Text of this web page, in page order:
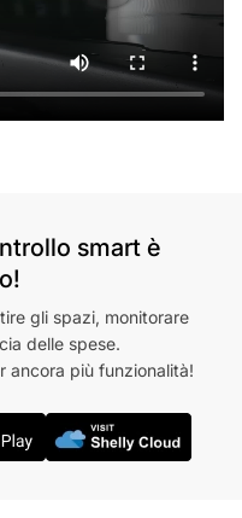
smart è
gli spazi, monitorare
delle spese.
ancora più funzionalità!